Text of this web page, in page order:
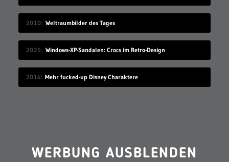
2010 Weltraumbilder des Tages
2025 Windows-XP-Sandalen: Crocs im Retro-Design
2014 Mehr fucked-up Disney Charaktere
WERBUNG AUSBLENDEN